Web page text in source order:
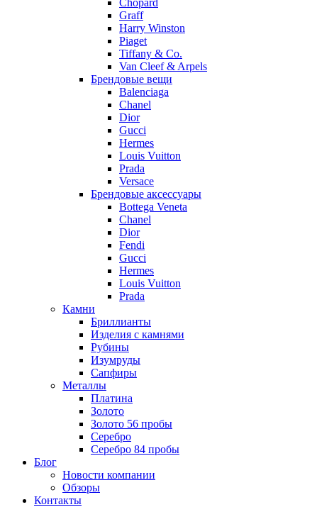
Chopard
Graff
Harry Winston
Piaget
Tiffany & Co.
Van Cleef & Arpels
Брендовые вещи
Balenciaga
Chanel
Dior
Gucci
Hermes
Louis Vuitton
Prada
Versace
Брендовые аксессуары
Bottega Veneta
Chanel
Dior
Fendi
Gucci
Hermes
Louis Vuitton
Prada
Камни
Бриллианты
Изделия с камнями
Рубины
Изумруды
Сапфиры
Металлы
Платина
Золото
Золото 56 пробы
Серебро
Серебро 84 пробы
Блог
Новости компании
Обзоры
Контакты